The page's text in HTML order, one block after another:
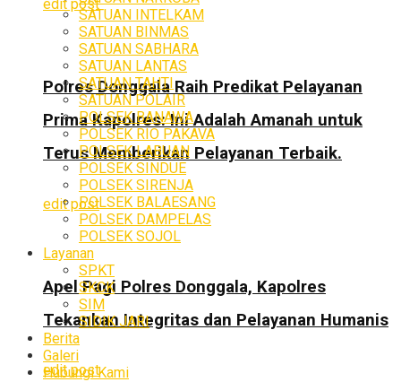
edit post
Polres Donggala Raih Predikat Pelayanan
Prima Kapolres: Ini Adalah Amanah untuk
Terus Memberikan Pelayanan Terbaik.
edit post
Apel Pagi Polres Donggala, Kapolres
Tekankan Integritas dan Pelayanan Humanis
edit post
SATUAN INTELKAM
SATUAN BINMAS
SATUAN SABHARA
SATUAN LANTAS
SATUAN TAHTI
SATUAN POLAIR
POLSEK BANAWA
POLSEK RIO PAKAVA
POLSEK LABUAN
POLSEK SINDUE
POLSEK SIRENJA
POLSEK BALAESANG
POLSEK DAMPELAS
POLSEK SOJOL
Layanan
SPKT
SKCK
SIM
SIDIK JARI
Berita
Galeri
Hubungi Kami